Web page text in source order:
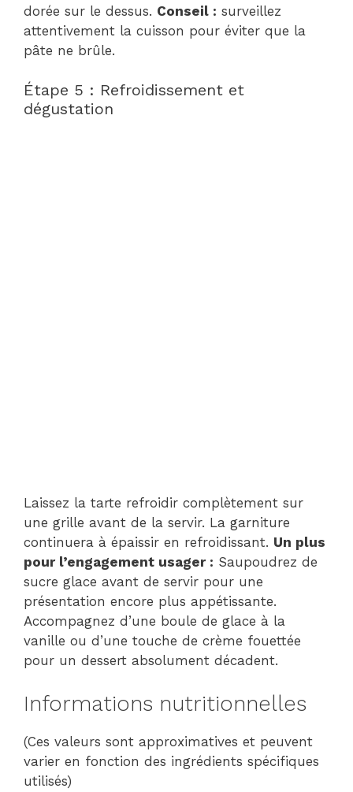
dorée sur le dessus. Conseil : surveillez
attentivement la cuisson pour éviter que la
pâte ne brûle.
Étape 5 : Refroidissement et
dégustation
Laissez la tarte refroidir complètement sur
une grille avant de la servir. La garniture
continuera à épaissir en refroidissant. Un plus
pour l’engagement usager : Saupoudrez de
sucre glace avant de servir pour une
présentation encore plus appétissante.
Accompagnez d’une boule de glace à la
vanille ou d’une touche de crème fouettée
pour un dessert absolument décadent.
Informations nutritionnelles
(Ces valeurs sont approximatives et peuvent
varier en fonction des ingrédients spécifiques
utilisés)